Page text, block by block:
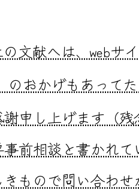
文献へは、webサ
のおかげもあって
申し上げます（
事前相談と書かれ
もので問い合わ